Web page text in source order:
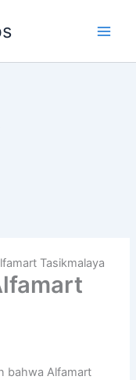
Tasikmalaya
bahwa Alfamart